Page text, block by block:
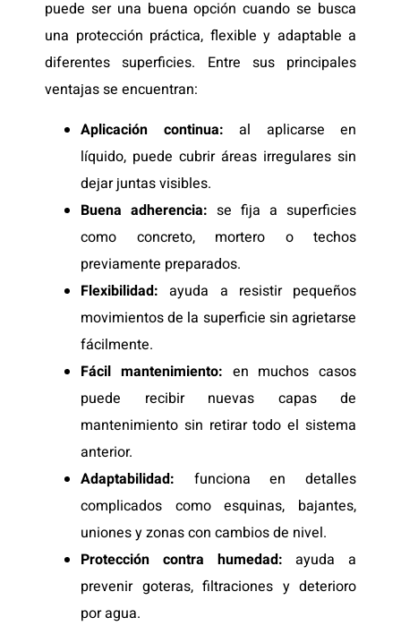
puede ser una buena opción cuando se busca
una protección práctica, flexible y adaptable a
diferentes superficies. Entre sus principales
ventajas se encuentran:
Aplicación continua: al aplicarse en
líquido, puede cubrir áreas irregulares sin
dejar juntas visibles.
Buena adherencia: se fija a superficies
como concreto, mortero o techos
previamente preparados.
Flexibilidad: ayuda a resistir pequeños
movimientos de la superficie sin agrietarse
fácilmente.
Fácil mantenimiento: en muchos casos
puede recibir nuevas capas de
mantenimiento sin retirar todo el sistema
anterior.
Adaptabilidad: funciona en detalles
complicados como esquinas, bajantes,
uniones y zonas con cambios de nivel.
Protección contra humedad: ayuda a
prevenir goteras, filtraciones y deterioro
por agua.